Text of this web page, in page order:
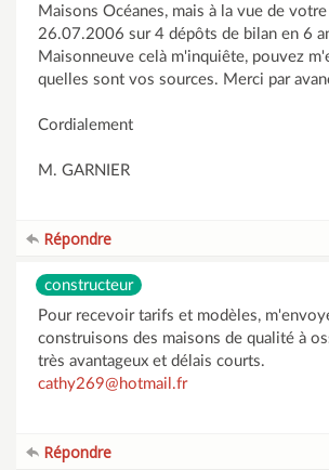
Maisons Océanes, mais à la vue de
26.07.2006 sur 4 dépôts de bilan en 6
Maisonneuve celà m'inquiête, pouvez
quelles sont vos sources. Merci par
Cordialement
M. GARNIER
Répondre
constructeur
Pour recevoir tarifs et modèles,
construisons des maisons de qualité à
très avantageux et délais courts.
cathy269@hotmail.fr
Répondre